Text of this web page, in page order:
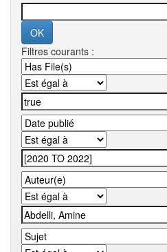
Filtres courants :